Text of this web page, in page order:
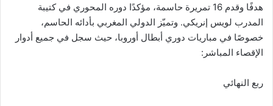
هدفًا وقدم 16 تمريرة حاسمة، مؤكدًا دوره المحوري في كتيبة
المدرب لويس إنريكي. وتميّز الدولي المغربي بأدائه الحاسم،
خصوصًا في مباريات دوري أبطال أوروبا، حيث سجل في جميع أدوار
الإقصاء المباشر:
ربع النهائي